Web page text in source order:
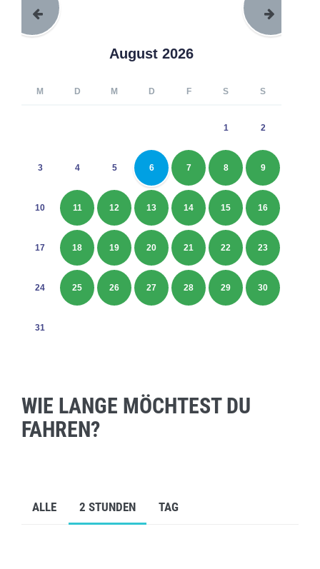
August 2026
M D M D F S S
1 2
3 4 5 6 7 8 9
10 11 12 13 14 15 16
17 18 19 20 21 22 23
24 25 26 27 28 29 30
31
WIE LANGE MÖCHTEST DU
FAHREN?
ALLE 2 STUNDEN TAG